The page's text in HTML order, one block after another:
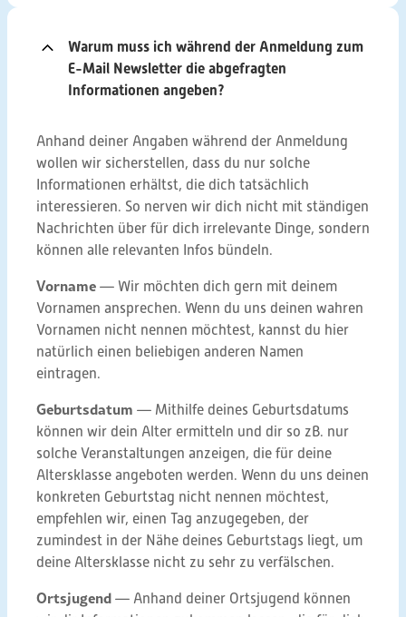
Warum muss ich während der Anmeldung zum
E-Mail Newsletter die abgefragten
Informationen angeben?
Anhand deiner Angaben während der Anmeldung
wollen wir sicherstellen, dass du nur solche
Informationen erhältst, die dich tatsächlich
interessieren. So nerven wir dich nicht mit ständigen
Nachrichten über für dich irrelevante Dinge, sondern
können alle relevanten Infos bündeln.
Vorname — Wir möchten dich gern mit deinem
Vornamen ansprechen. Wenn du uns deinen wahren
Vornamen nicht nennen möchtest, kannst du hier
natürlich einen beliebigen anderen Namen
eintragen.
Geburtsdatum — Mithilfe deines Geburtsdatums
können wir dein Alter ermitteln und dir so zB. nur
solche Veranstaltungen anzeigen, die für deine
Altersklasse angeboten werden. Wenn du uns deinen
konkreten Geburtstag nicht nennen möchtest,
empfehlen wir, einen Tag anzugegeben, der
zumindest in der Nähe deines Geburtstags liegt, um
deine Altersklasse nicht zu sehr zu verfälschen.
Ortsjugend — Anhand deiner Ortsjugend können